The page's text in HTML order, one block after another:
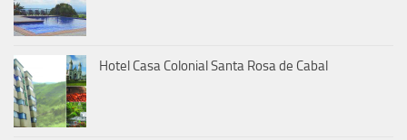
Hotel Casa Colonial Santa Rosa de Cabal